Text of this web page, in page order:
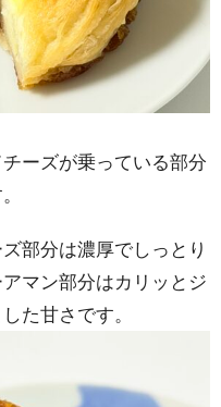
ーズが乗っている部分
部分は濃厚でしっとり
マン部分はカリッとジ
た甘さです。